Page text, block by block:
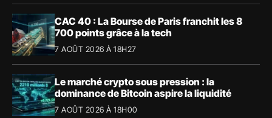
CAC 40 : La Bourse de Paris franchit les 8
700 points grâce à la tech
7 AOÛT 2026 À 18H27
Le marché crypto sous pression : la
dominance de Bitcoin aspire la liquidité
7 AOÛT 2026 À 18H00